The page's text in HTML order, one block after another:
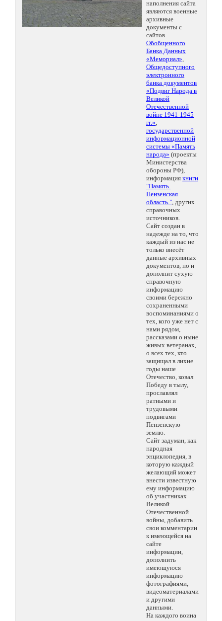
наполнения сайта
являются военные
архивные
документы с
сайтов
Обобщенного
Банка Данных
«Мемориал»,
Общедоступного
электронного
банка документов
«Подвиг Народа в
Великой
Отечественной
войне 1941-1945
гг.»,
государственной
информационной
системы «Память
народа» (проекты
Министерства
обороны РФ),
информация книги
"Память.
Пензенская
область.", других
справочных
источников.
Сайт создан в
надежде на то, что
каждый из нас не
только внесёт
данные архивных
документов, но и
дополнит сухую
справочную
информацию
своими бережно
сохраненными
воспоминаниями о
тех, кого уже нет с
нами рядом,
рассказами о ныне
живых ветеранах,
о всех тех, кто
защищал в лихие
годы наше
Отечество, ковал
Победу в тылу,
прославлял
ратными и
трудовыми
подвигами
Пензенскую
землю.
Сайт задуман, как
народная
энциклопедия, в
которую каждый
желающий может
внести известную
ему информацию
об участниках
Великой
Отечественной
войны, добавить
свои комментарии
к имеющейся на
сайте
информации,
дополнить
имеющуюся
информацию
фотографиями,
видеоматериалами
и другими
данными.
На каждого воина